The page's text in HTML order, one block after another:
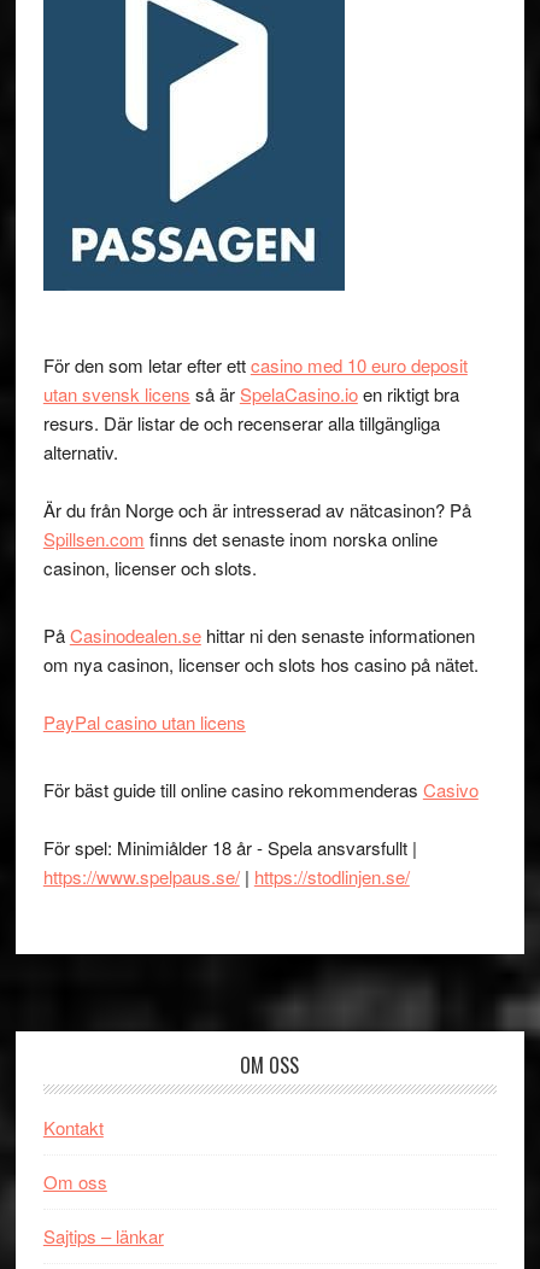
För den som letar efter ettcasino med 10 euro deposit
utan svensk licens så ärSpelaCasino.ioen riktigt bra
resurs. Där listar de och recenserar alla tillgängliga
alternativ.
Är du från Norge och är intresserad av nätcasinon? På
Spillsen.com finns det senaste inom norska online
casinon, licenser och slots.
PåCasinodealen.sehittar ni den senaste informationen
om nya casinon, licenser och slots hos casino på nätet.
PayPal casino utan licens
För bäst guide till online casino rekommenderas Casivo
För spel: Minimiålder 18 år - Spela ansvarsfullt |
https://www.spelpaus.se/| https://stodlinjen.se/
OM OSS
Kontakt
Om oss
Sajtips – länkar